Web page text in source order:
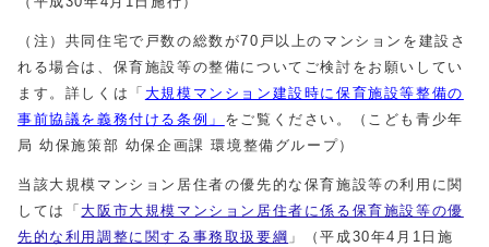
（注）共同住宅で戸数の総数が70戸以上のマンションを建設さ
れる場合は、保育施設等の整備についてご検討をお願いしてい
ます。詳しくは「 大規模マンション建設時に保育施設等整備の
事前協議を義務付ける条例」 をご覧ください。（こども青少年
局 幼保施策部 幼保企画課 環境整備グループ）
当該大規模マンション居住者の優先的な保育施設等の利用に関
しては「 大阪市大規模マンション居住者に係る保育施設等の優
先的な利用調整に関する事務取扱要綱 」（平成30年4月1日施